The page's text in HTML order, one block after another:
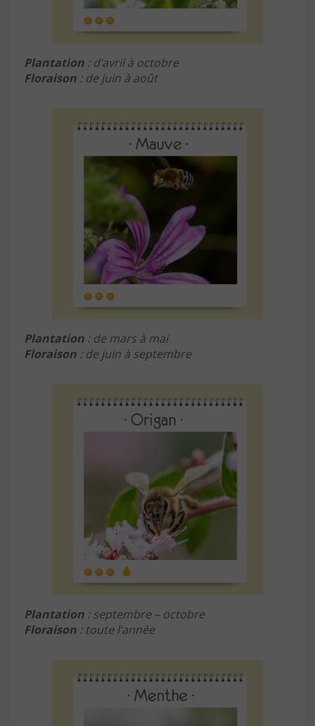
Plantation : d’avril à octobre
Floraison : de juin à août
Plantation : de mars à mai
Floraison : de juin à septembre
Plantation : septembre – octobre
Floraison : toute l’année